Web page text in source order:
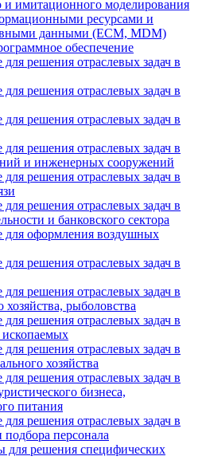
и имитационного моделирования
ресурсами и
данными (ECM, MDM)
обеспечение
решения отраслевых задач в
решения отраслевых задач в
решения отраслевых задач в
решения отраслевых задач в
и инженерных сооружений
решения отраслевых задач в
решения отраслевых задач в
и банковского сектора
для оформления воздушных
решения отраслевых задач в
решения отраслевых задач в
хозяйства, рыболовства
решения отраслевых задач в
решения отраслевых задач в
хозяйства
решения отраслевых задач в
бизнеса,
питания
решения отраслевых задач в
подбора персонала
решения специфических